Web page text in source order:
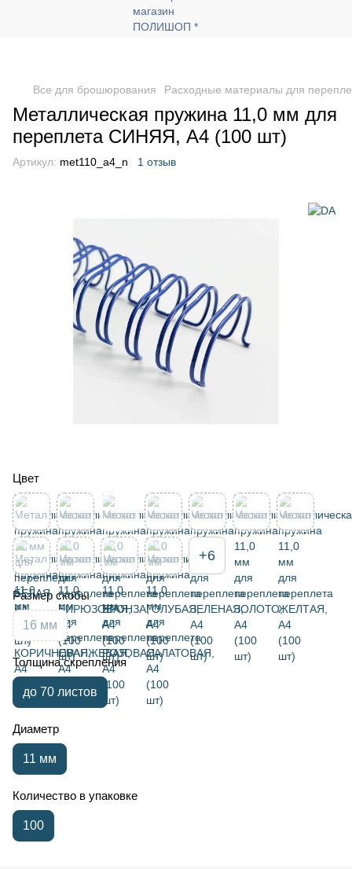
Все для брошюрования Расходные материалы для
Металлическая пружина 11,0 мм для
переплета СИНЯЯ, А4 (100 шт)
Артикул: met110_a4_n 1 отзыв
Цвет
+6
Размер скобы
16 мм
Толщина скрепления
до 70 листов
Диаметр
11 мм
Количество в упаковке
100